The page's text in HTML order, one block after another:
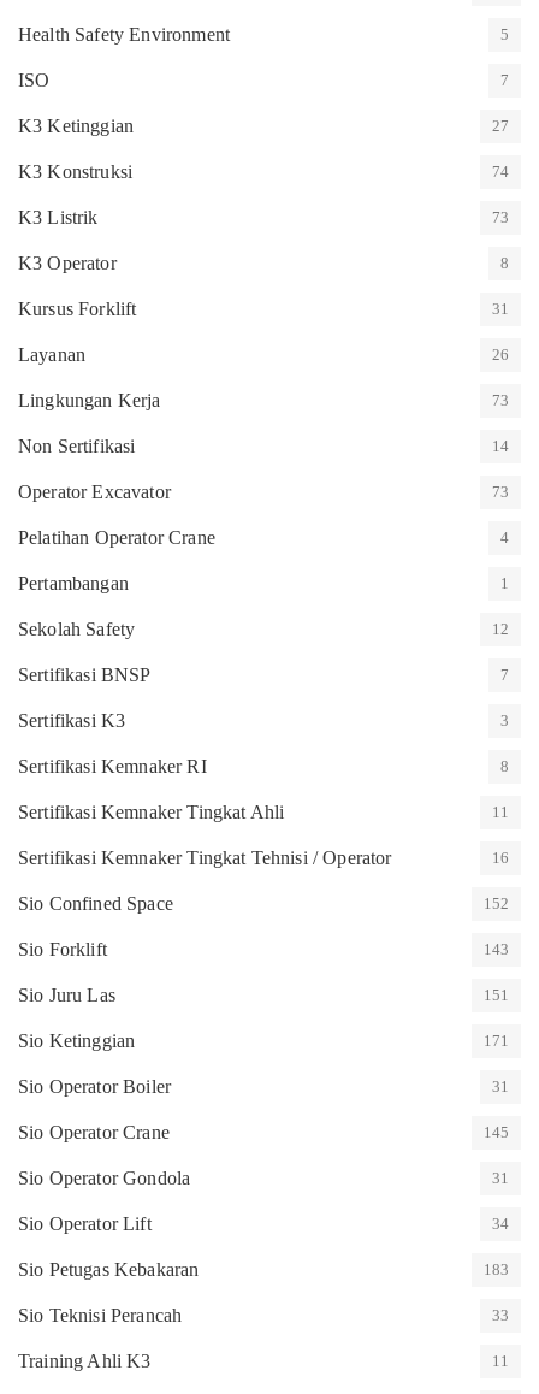
Health Safety Environment 5
ISO 7
K3 Ketinggian 27
K3 Konstruksi 74
K3 Listrik 73
K3 Operator 8
Kursus Forklift 31
Layanan 26
Lingkungan Kerja 73
Non Sertifikasi 14
Operator Excavator 73
Pelatihan Operator Crane 4
Pertambangan 1
Sekolah Safety 12
Sertifikasi BNSP 7
Sertifikasi K3 3
Sertifikasi Kemnaker RI 8
Sertifikasi Kemnaker Tingkat Ahli 11
Sertifikasi Kemnaker Tingkat Tehnisi / Operator 16
Sio Confined Space 152
Sio Forklift 143
Sio Juru Las 151
Sio Ketinggian 171
Sio Operator Boiler 31
Sio Operator Crane 145
Sio Operator Gondola 31
Sio Operator Lift 34
Sio Petugas Kebakaran 183
Sio Teknisi Perancah 33
Training Ahli K3 11